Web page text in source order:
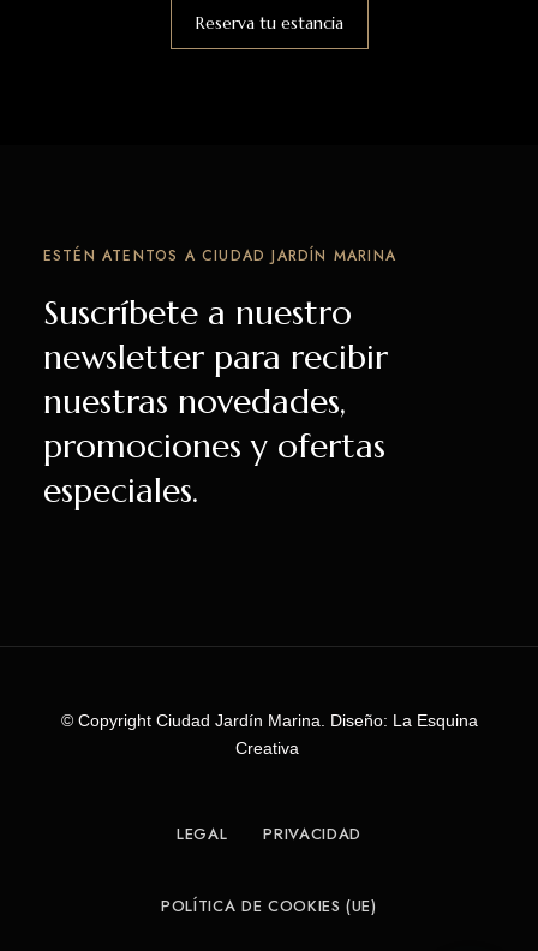
Reserva tu estancia
ESTÉN ATENTOS A CIUDAD JARDÍN MARINA
Suscríbete a nuestro
newsletter para recibir
nuestras novedades,
promociones y ofertas
especiales.
© Copyright Ciudad Jardín Marina. Diseño: La Esquina
Creativa
LEGAL PRIVACIDAD
POLÍTICA DE COOKIES (UE)